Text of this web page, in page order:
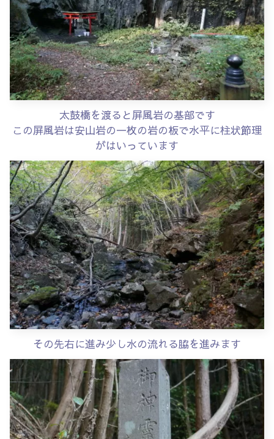
太鼓橋を渡ると屏風岩の基部です
この屏風岩は安山岩の一枚の岩の板で水平に柱状節理
がはいっています
その先右に進み少し水の流れる脇を進みます